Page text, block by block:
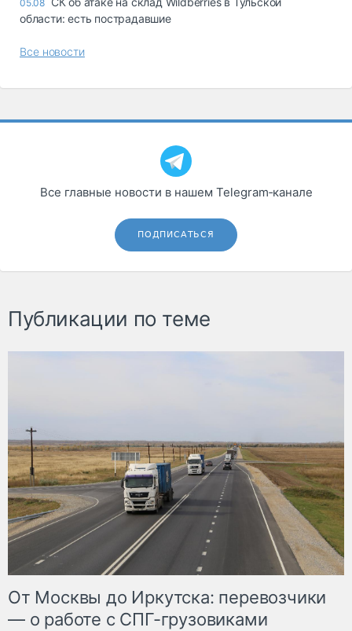
05.08
области: есть пострадавшие
Все новости
Все главные новости в нашем Telegram‑канале
ПОДПИСАТЬСЯ
Публикации по теме
От Москвы до Иркутска: перевозчики
— о работе с СПГ-грузовиками